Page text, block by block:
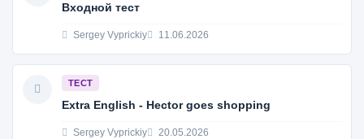
Входной тест
Sergey Vyprickiy 11.06.2026
ТЕСТ
Extra English - Hector goes shopping
Sergey Vyprickiy 20.05.2026